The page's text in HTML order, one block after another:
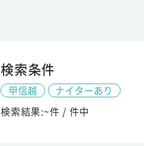
検索条件
甲信越
ナイターあり
検索結果:~件 / 件中